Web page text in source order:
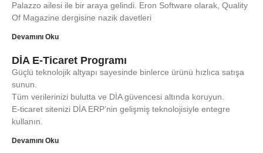
Palazzo ailesi ile bir araya gelindi. Eron Software olarak, Quality
Of Magazine dergisine nazik davetleri
Devamını Oku
DİA E-Ticaret Programı
Güçlü teknolojik altyapı sayesinde binlerce ürünü hızlıca satışa
sunun.
Tüm verilerinizi bulutta ve DİA güvencesi altında koruyun.
E-ticaret sitenizi DİA ERP’nin gelişmiş teknolojisiyle entegre
kullanın.
Devamını Oku